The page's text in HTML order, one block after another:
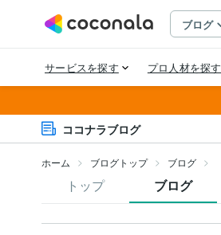
ココナラブログ
ホーム ブログトップ ブログ
トップ ブログ